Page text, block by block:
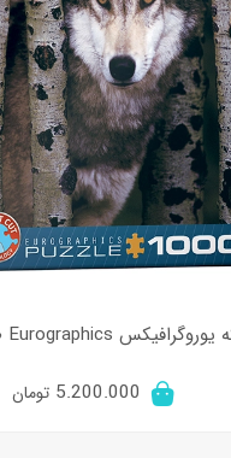
5.200.000 تومان